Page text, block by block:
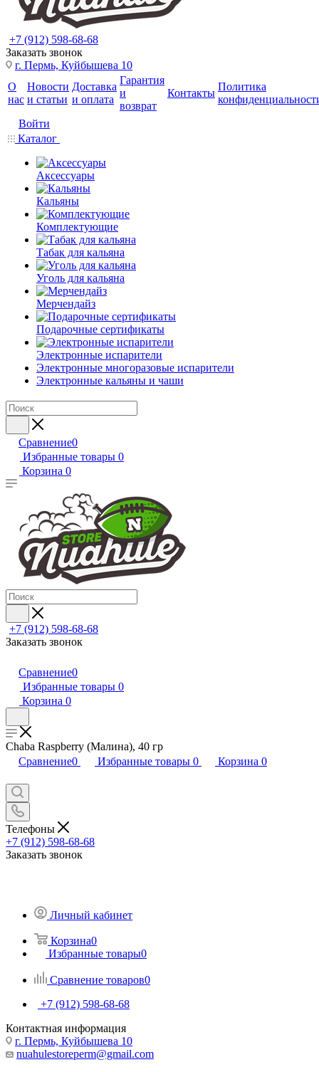
+7 (912) 598-68-68
Заказать звонок
г. Пермь, Куйбышева 10
О
нас
Новости
и статьи
Доставка
и оплата
Гарантия
и
возврат
Контакты
Политика
Войти
Каталог
Аксессуары
Кальяны
Комплектующие
Табак для кальяна
Уголь для кальяна
Мерчендайз
Подарочные сертификаты
Электронные испарители
Электронные многоразовые испарители
Электронные кальяны и чаши
Сравнение0
Избранные товары 0
Корзина 0
+7 (912) 598-68-68
Заказать звонок
Сравнение0
Избранные товары 0
Корзина 0
Chaba Raspberry (Малина), 40 гр
Сравнение0 Избранные товары 0 Корзина 0
Телефоны
+7 (912) 598-68-68
Заказать звонок
Личный кабинет
Корзина0
Избранные товары0
Сравнение товаров0
+7 (912) 598-68-68
Контактная информация
г. Пермь, Куйбышева 10
nuahulestoreperm@gmail.com